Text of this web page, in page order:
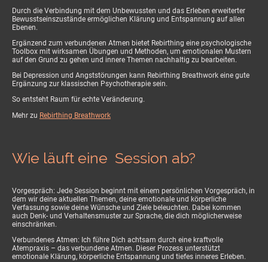
Durch die Verbindung mit dem Unbewussten und das Erleben erweiterter
Bewusstseinszustände ermöglichen Klärung und Entspannung auf allen
Ebenen.
Ergänzend zum verbundenen Atmen bietet Rebirthing eine psychologische
Toolbox mit wirksamen Übungen und Methoden, um emotionalen Mustern
auf den Grund zu gehen und innere Themen nachhaltig zu bearbeiten.
Bei Depression und Angststörungen kann Rebirthing Breathwork eine gute
Ergänzung zur klassischen Psychotherapie sein.
So entsteht Raum für echte Veränderung.
Mehr zu Rebirthing Breathwork
Wie läuft eine Session ab?
Vorgespräch: Jede Session beginnt mit einem persönlichen Vorgespräch, in
dem wir deine aktuellen Themen, deine emotionale und körperliche
Verfassung sowie deine Wünsche und Ziele beleuchten. Dabei kommen
auch Denk- und Verhaltensmuster zur Sprache, die dich möglicherweise
einschränken.
Verbundenes Atmen: Ich führe Dich achtsam durch eine kraftvolle
Atempraxis – das verbundene Atmen. Dieser Prozess unterstützt
emotionale Klärung, körperliche Entspannung und tiefes inneres Erleben.